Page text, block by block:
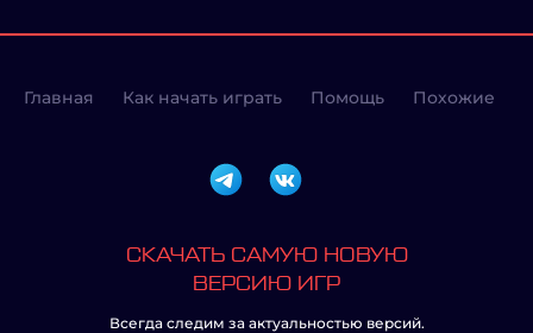
Главная Как начать играть Помощь Похожие
СКАЧАТЬ САМУЮ НОВУЮ
ВЕРСИЮ ИГР
Всегда следим за актуальностью версий.